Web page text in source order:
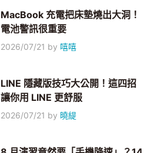
MacBook 充電把床墊燒出大洞！
電池警訊很重要
2026/07/21 by 嘻嘻
LINE 隱藏版技巧大公開！這四招
讓你用 LINE 更舒服
2026/07/21 by 曉緹